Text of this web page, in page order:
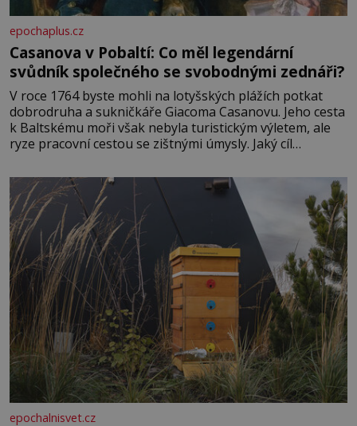
epochaplus.cz
Casanova v Pobaltí: Co měl legendární
svůdník společného se svobodnými zednáři?
V roce 1764 byste mohli na lotyšských plážích potkat
dobrodruha a sukničkáře Giacoma Casanovu. Jeho cesta
k Baltskému moři však nebyla turistickým výletem, ale
ryze pracovní cestou se zištnými úmysly. Jaký cíl
lotyšské Rigy? Casanova v Pobaltí kontaktoval tamní
zednářské lóže. Nebyl v této oblasti žádným nováčkem,
protože do zednářské
epochalnisvet.cz